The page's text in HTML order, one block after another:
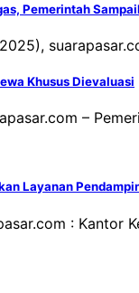
Pemerintah
Khusus Dievaluasi
–
Layanan
: Kantor